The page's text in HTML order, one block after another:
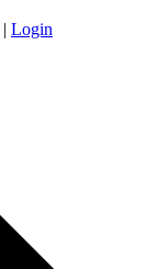
| Login